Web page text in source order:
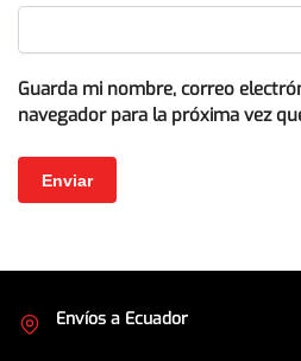
Guarda mi nombre, correo
navegador para la próxima vez
Envíos a Ecuador